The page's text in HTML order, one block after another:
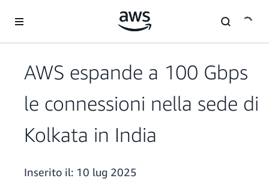
AWS espande a 100 Gbps
le connessioni nella sede di
Kolkata in India
Inserito il: 10 lug 2025